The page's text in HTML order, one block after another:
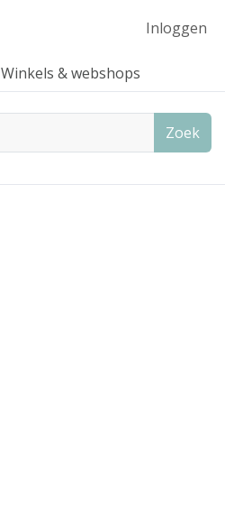
Inloggen
Winkels & webshops
Zoek